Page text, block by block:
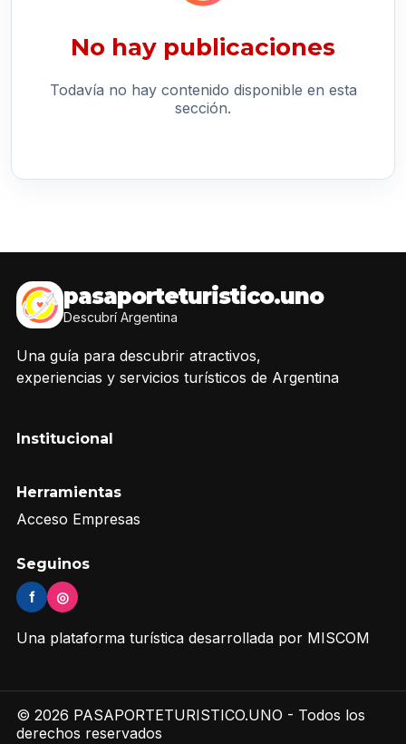
No hay publicaciones
Todavía no hay contenido disponible en esta
sección.
pasaporteturistico.uno
Descubrí Argentina
Una guía para descubrir atractivos,
experiencias y servicios turísticos de Argentina
Institucional
Herramientas
Acceso Empresas
Seguinos
f ◎
Una plataforma turística desarrollada por MISCOM
© 2026 PASAPORTETURISTICO.UNO - Todos los
derechos reservados